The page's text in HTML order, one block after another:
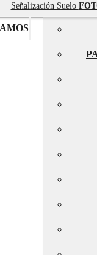
Señalización Suelo